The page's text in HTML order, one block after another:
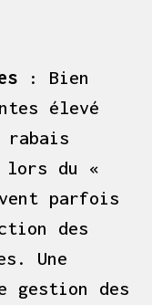
: Bien
élevé
lors du «
parfois
des
Une
des